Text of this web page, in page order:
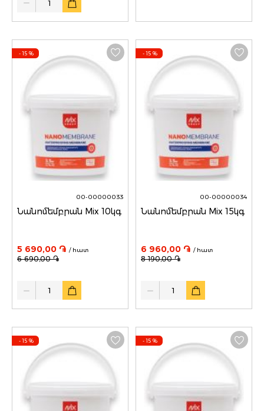
- 15 %
00-00000033
Նանոմեմբրան Mix 10կգ
5 690,00 ֏ / հատ
6 690,00 ֏
- 15 %
00-00000034
Նանոմեմբրան Mix 15կգ
6 960,00 ֏ / հատ
8 190,00 ֏
- 15 % - 15 %